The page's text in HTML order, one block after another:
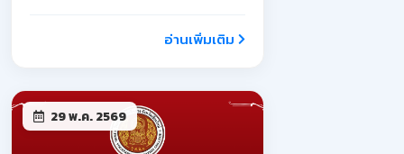
บ่มเพาะผู้ประกอบการอ่านเพิ่มเติม
29 พ.ค. 2569